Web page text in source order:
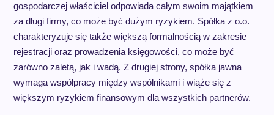
gospodarczej właściciel odpowiada całym swoim majątkiem
za długi firmy, co może być dużym ryzykiem. Spółka z o.o.
charakteryzuje się także większą formalnością w zakresie
rejestracji oraz prowadzenia księgowości, co może być
zarówno zaletą, jak i wadą. Z drugiej strony, spółka jawna
wymaga współpracy między wspólnikami i wiąże się z
większym ryzykiem finansowym dla wszystkich partnerów.